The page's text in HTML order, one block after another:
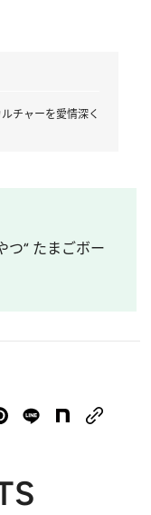
チャーを愛情深く
つ“ たまごボー